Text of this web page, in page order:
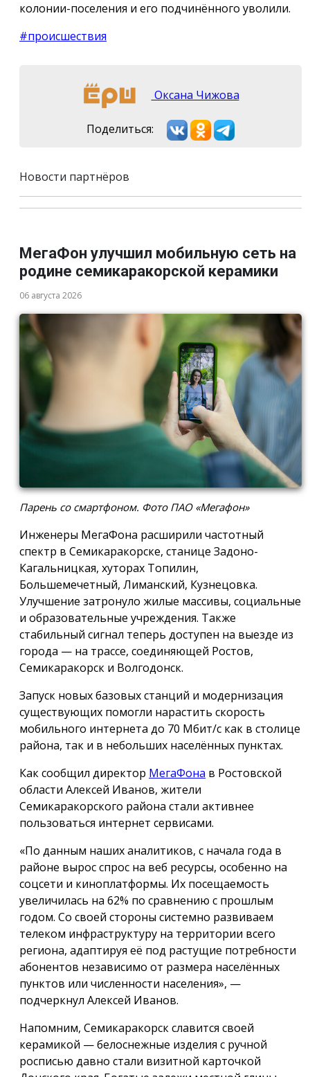
колонии-поселения и его подчинённого уволили.
#происшествия
Оксана Чижова
Поделиться:
Новости партнёров
МегаФон улучшил мобильную сеть на
родине семикаракорской керамики
06 августа 2026
Парень со смартфоном. Фото ПАО «Мегафон»
Инженеры МегаФона расширили частотный
спектр в Семикаракорске, станице Задоно-
Кагальницкая, хуторах Топилин,
Большемечетный, Лиманский, Кузнецовка.
Улучшение затронуло жилые массивы, социальные
и образовательные учреждения. Также
стабильный сигнал теперь доступен на выезде из
города — на трассе, соединяющей Ростов,
Семикаракорск и Волгодонск.
Запуск новых базовых станций и модернизация
существующих помогли нарастить скорость
мобильного интернета до 70 Мбит/с как в столице
района, так и в небольших населённых пунктах.
Как сообщил директор МегаФона в Ростовской
области Алексей Иванов, жители
Семикаракорского района стали активнее
пользоваться интернет сервисами.
«По данным наших аналитиков, с начала года в
районе вырос спрос на веб ресурсы, особенно на
соцсети и киноплатформы. Их посещаемость
увеличилась на 62% по сравнению с прошлым
годом. Со своей стороны системно развиваем
телеком инфраструктуру на территории всего
региона, адаптируя её под растущие потребности
абонентов независимо от размера населённых
пунктов или численности населения», —
подчеркнул Алексей Иванов.
Напомним, Семикаракорск славится своей
керамикой — белоснежные изделия с ручной
росписью давно стали визитной карточкой